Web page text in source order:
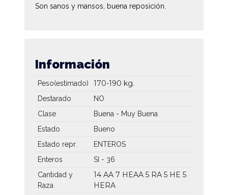
Son sanos y mansos, buena reposición.
Información
Peso(estimado) 170-190 kg.
Destarado
NO
Clase
Buena - Muy Buena
Estado
Bueno
Estado repr.
ENTEROS
Enteros
SI - 36
Cantidad y
Raza
14 AA 7 HEAA 5 RA 5 HE 5
HERA